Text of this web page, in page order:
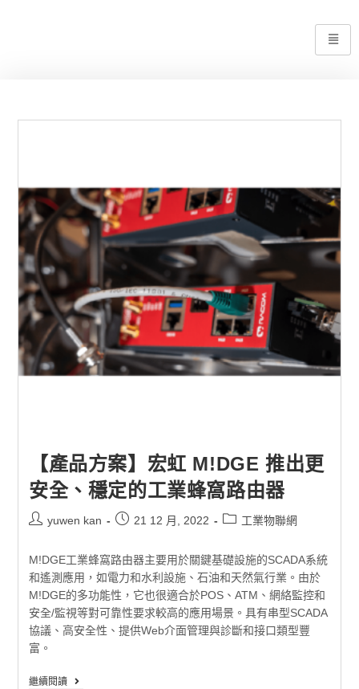
【產品方案】宏虹 M!DGE 推出更
安全、穩定的工業蜂窩路由器
yuwen kan 21 12 月, 2022 工業物聯網
M!DGE工業蜂窩路由器主要用於關鍵基礎設施的SCADA系統
和遙測應用，如電力和水利設施、石油和天然氣行業。由於
M!DGE的多功能性，它也很適合於POS、ATM、網絡監控和
安全/監視等對可靠性要求較高的應用場景。具有串型SCADA
協議、高安全性、提供Web介面管理與診斷和接口類型豐
富。
繼續閱讀